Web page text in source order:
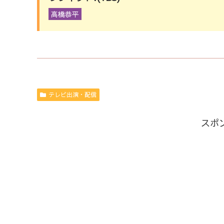
高橋恭平
テレビ出演・配信
スポ